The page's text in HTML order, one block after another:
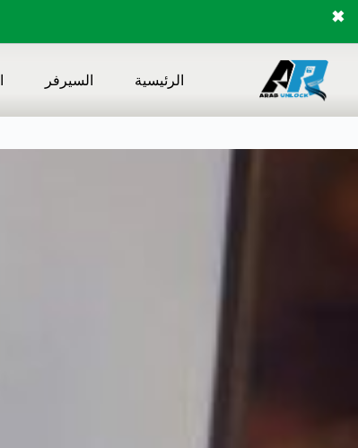
✖
المحتوى
الرئيسية السيرفر